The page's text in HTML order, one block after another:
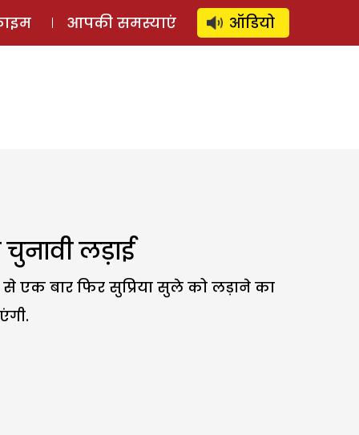
लॉग इन ⚲ SUBSCRIBE
आपकी समस्याएं ऑडियो
लड़ाई
से एक बार फिर सुप्रिया सुले को लड़ाने का